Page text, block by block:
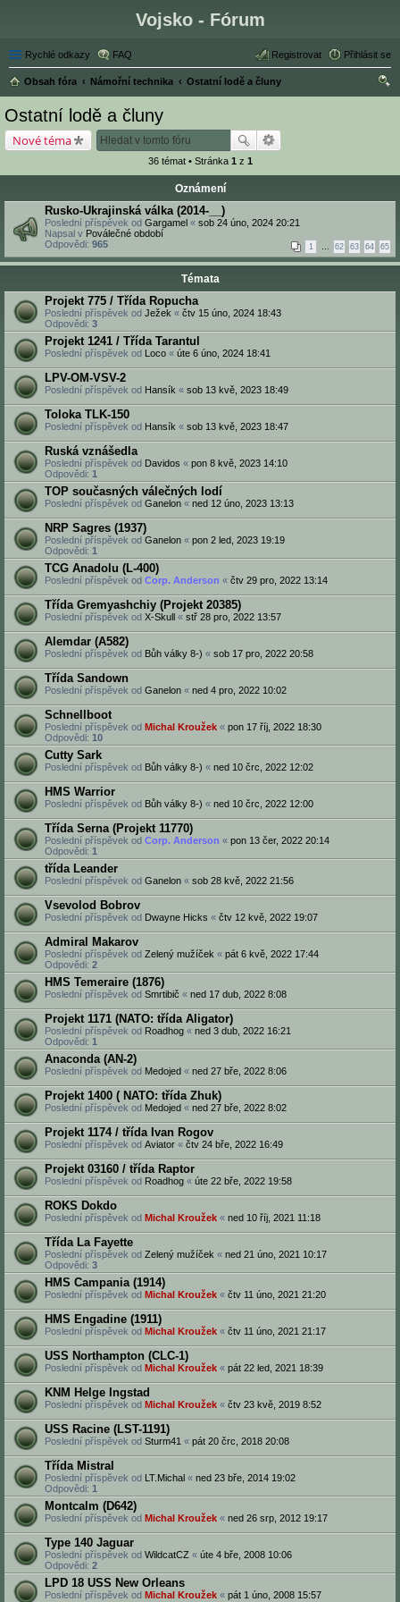
Vojsko - Fórum
Rychlé odkazy FAQ Přihlásit se
Registrovat
Obsah fóra Námořní technika
Ostatní lodě a čluny
Ostatní lodě a čluny
Nové téma
36 témat • Stránka 1 z 1
Oznámení
Rusko-Ukrajinská válka (2014-__)
Poslední příspěvek od Gargamel « sob 24 úno, 2024 20:21
Napsal v Poválečné období
Odpovědi: 965 1 … 62 63 64 65
Témata
Projekt 775 / Třída Ropucha
Poslední příspěvek od Ježek « čtv 15 úno, 2024 18:43
Odpovědi: 3
Projekt 1241 / Třída Tarantul
Poslední příspěvek od Loco « úte 6 úno, 2024 18:41
LPV-OM-VSV-2
Poslední příspěvek od Hansík « sob 13 kvě, 2023 18:49
Toloka TLK-150
Poslední příspěvek od Hansík « sob 13 kvě, 2023 18:47
Ruská vznášedla
Poslední příspěvek od Davidos « pon 8 kvě, 2023 14:10
Odpovědi: 1
TOP současných válečných lodí
Poslední příspěvek od Ganelon « ned 12 úno, 2023 13:13
NRP Sagres (1937)
Poslední příspěvek od Ganelon « pon 2 led, 2023 19:19
Odpovědi: 1
TCG Anadolu (L-400)
Poslední příspěvek od Corp. Anderson « čtv 29 pro, 2022 13:14
Třída Gremyashchiy (Projekt 20385)
Poslední příspěvek od X-Skull « stř 28 pro, 2022 13:57
Alemdar (A582)
Poslední příspěvek od Bůh války 8-) « sob 17 pro, 2022 20:58
Třída Sandown
Poslední příspěvek od Ganelon « ned 4 pro, 2022 10:02
Schnellboot
Poslední příspěvek od Michal Kroužek « pon 17 říj, 2022 18:30
Odpovědi: 10
Cutty Sark
Poslední příspěvek od Bůh války 8-) « ned 10 črc, 2022 12:02
HMS Warrior
Poslední příspěvek od Bůh války 8-) « ned 10 črc, 2022 12:00
Třída Serna (Projekt 11770)
Poslední příspěvek od Corp. Anderson « pon 13 čer, 2022 20:14
Odpovědi: 1
třída Leander
Poslední příspěvek od Ganelon « sob 28 kvě, 2022 21:56
Vsevolod Bobrov
Poslední příspěvek od Dwayne Hicks « čtv 12 kvě, 2022 19:07
Admiral Makarov
Poslední příspěvek od Zelený mužíček « pát 6 kvě, 2022 17:44
Odpovědi: 2
HMS Temeraire (1876)
Poslední příspěvek od Smrtibič « ned 17 dub, 2022 8:08
Projekt 1171 (NATO: třída Aligator)
Poslední příspěvek od Roadhog « ned 3 dub, 2022 16:21
Odpovědi: 1
Anaconda (AN-2)
Poslední příspěvek od Medojed « ned 27 bře, 2022 8:06
Projekt 1400 ( NATO: třída Zhuk)
Poslední příspěvek od Medojed « ned 27 bře, 2022 8:02
Projekt 1174 / třída Ivan Rogov
Poslední příspěvek od Aviator « čtv 24 bře, 2022 16:49
Projekt 03160 / třída Raptor
Poslední příspěvek od Roadhog « úte 22 bře, 2022 19:58
ROKS Dokdo
Poslední příspěvek od Michal Kroužek « ned 10 říj, 2021 11:18
Třída La Fayette
Poslední příspěvek od Zelený mužíček « ned 21 úno, 2021 10:17
Odpovědi: 3
HMS Campania (1914)
Poslední příspěvek od Michal Kroužek « čtv 11 úno, 2021 21:20
HMS Engadine (1911)
Poslední příspěvek od Michal Kroužek « čtv 11 úno, 2021 21:17
USS Northampton (CLC-1)
Poslední příspěvek od Michal Kroužek « pát 22 led, 2021 18:39
KNM Helge Ingstad
Poslední příspěvek od Michal Kroužek « čtv 23 kvě, 2019 8:52
USS Racine (LST-1191)
Poslední příspěvek od Sturm41 « pát 20 črc, 2018 20:08
Třída Mistral
Poslední příspěvek od LT.Michal « ned 23 bře, 2014 19:02
Odpovědi: 1
Montcalm (D642)
Poslední příspěvek od Michal Kroužek « ned 26 srp, 2012 19:17
Type 140 Jaguar
Poslední příspěvek od WildcatCZ « úte 4 bře, 2008 10:06
Odpovědi: 2
LPD 18 USS New Orleans
Poslední příspěvek od Michal Kroužek « pát 1 úno, 2008 15:57